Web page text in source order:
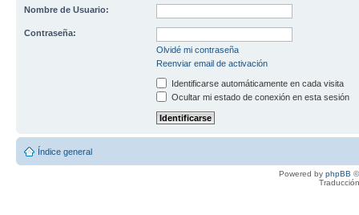
Nombre de Usuario:
Contraseña:
Olvidé mi contraseña
Reenviar email de activación
Identificarse automáticamente en cada visita
Ocultar mi estado de conexión en esta sesión
Índice general
Powered by phpBB